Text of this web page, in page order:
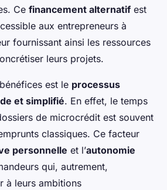
Ce financement alternatifest
aux entrepreneurs à
fournissant ainsi les ressources
leurs projets.
est le processus
et simplifié. En effet, le temps
de microcrédit est souvent
classiques. Ce facteur
personnelle et l’autonomie
qui, autrement,
à leurs ambitions